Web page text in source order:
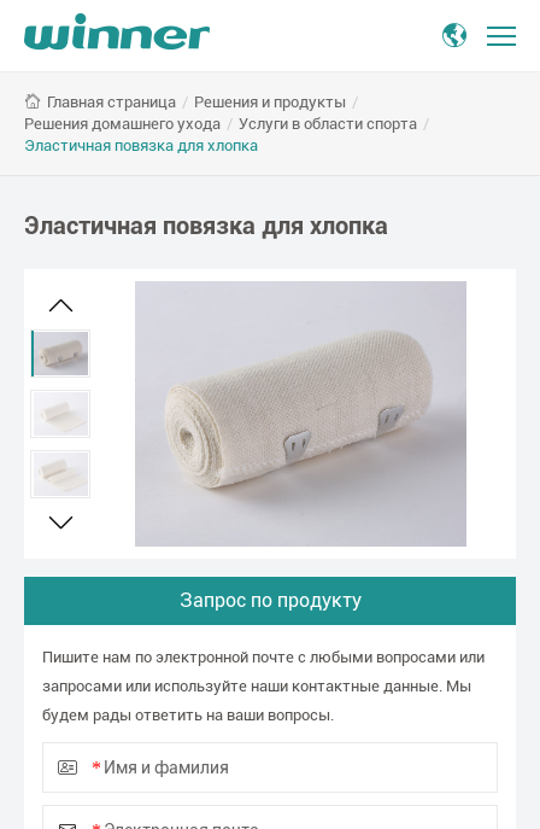
повязка
для
Главная страница / Решения и продукты /
Решения домашнего ухода / Услуги в области спорта /
Эластичная повязка для хлопка
Эластичная повязка для хлопка
Запрос по продукту
Пишите нам по электронной почте с любыми вопросами или
запросами или используйте наши контактные данные. Мы
будем рады ответить на ваши вопросы.